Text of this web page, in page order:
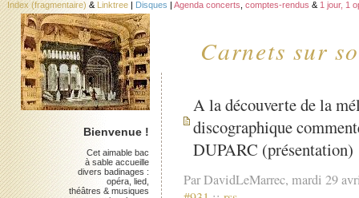
Carnets sur
Index (fragmentaire) & Linktree | Disques | Agenda concerts comptes-rendus & 1 jour, 1
A la découverte de la
discographique
DUPARC (présentation)
Par DavidLeMarrec, mardi 29
Bienvenue !
Cet aimable bac
à sable accueille
divers badinages :
opéra, lied,
théâtres & musiques